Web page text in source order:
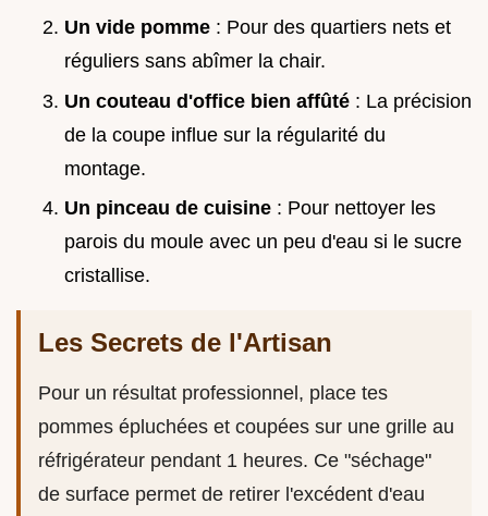
Un vide pomme : Pour des quartiers nets et
réguliers sans abîmer la chair.
Un couteau d'office bien affûté : La précision
de la coupe influe sur la régularité du
montage.
Un pinceau de cuisine : Pour nettoyer les
parois du moule avec un peu d'eau si le sucre
cristallise.
Les Secrets de l'Artisan
Pour un résultat professionnel, place tes
pommes épluchées et coupées sur une grille au
réfrigérateur pendant 1 heures. Ce "séchage"
de surface permet de retirer l'excédent d'eau